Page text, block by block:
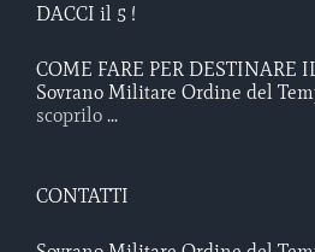
DACCI il 5 !
COME FARE PER DESTINARE
Sovrano Militare Ordine del
scoprilo ...
CONTATTI